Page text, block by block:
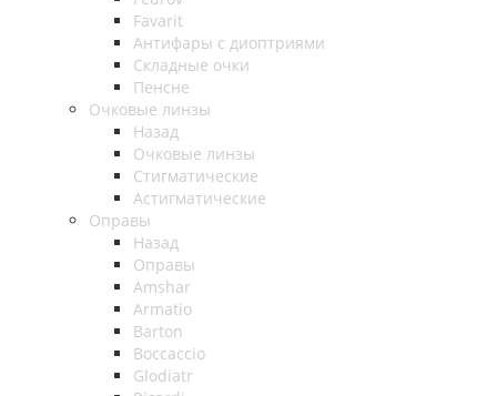
Favarit
Антифары с диоптриями
Складные очки
Пенсне
Очковые линзы
Назад
Очковые линзы
Стигматические
Астигматические
Оправы
Назад
Оправы
Amshar
Armatio
Barton
Boccaccio
Glodiatr